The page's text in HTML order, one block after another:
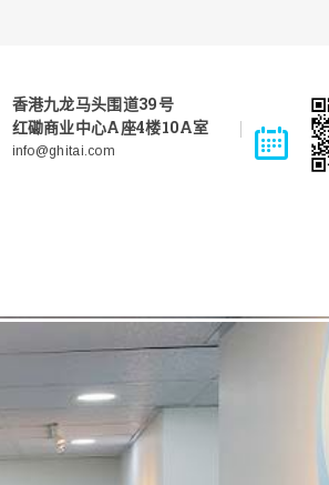
香港九龙马头围道39号
红磡商业中心A座4楼10A室
info@ghitai.com